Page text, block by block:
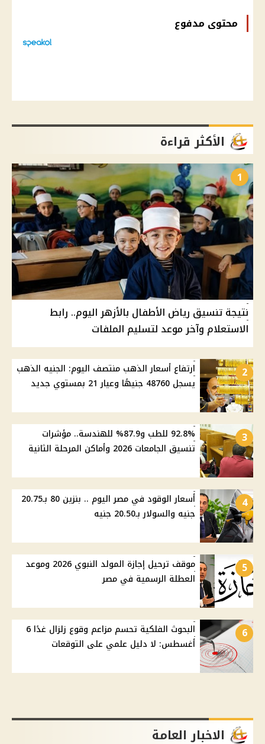
محتوى مدفوع
الأكثر قراءة
1
نتيجة تنسيق رياض الأطفال بالأزهر اليوم.. رابط
الاستعلام وآخر موعد لتسليم الملفات
2
ارتفاع أسعار الذهب منتصف اليوم: الجنيه الذهب
يسجل 48760 جنيهًا وعيار 21 بمستوي جديد
3
92.8% للطب و87.9% للهندسة.. مؤشرات
تنسيق الجامعات 2026 وأماكن المرحلة الثانية
4
أسعار الوقود في مصر اليوم .. بنزين 80 بـ20.75
جنيه والسولار بـ20.50 جنيه
5
موقف ترحيل إجازة المولد النبوي 2026 وموعد
العطلة الرسمية في مصر
6
البحوث الفلكية تحسم مزاعم وقوع زلزال غدًا 6
أغسطس: لا دليل علمي على التوقعات
الاخبار العامة